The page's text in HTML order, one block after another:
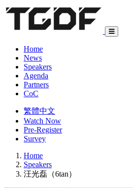
Home
News
Speakers
Agenda
Partners
CoC
繁體中文
Watch Now
Pre-Register
Survey
Home
Speakers
汪光磊（6tan）